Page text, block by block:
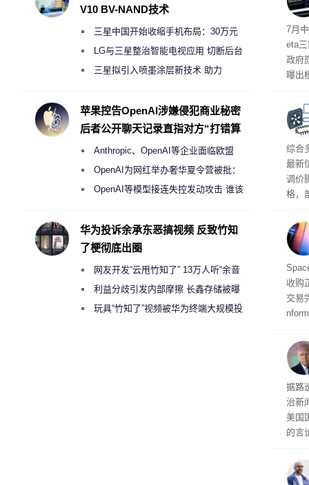
7月
eta
政府
曝出
综合
最新
调价
格，
不断
品
收购
交易
周
时间
交
议，
易预
到倒
据路
治新
美国
的言
I行业
联邦
V10 BV-NAND技术
三星中国开始收缩手机布局：30万元
月销售额不达标门店 将被逐步清退
LG与三星整治智能电视应用 切断后台
偷偷共享带宽的违规行为
三星拟引入喷墨涂层新技术 助力
度
苹果控告OpenAI涉嫌侵犯商业秘密
后者公开聊天记录直指对方“打错算
Anthropic、OpenAI等企业面临欧盟
《人工智能法案》全新执法权限审查
OpenAI为网红举办奢华夏令营被批：
2000美元一晚 遭讽“反乌托邦”
OpenAI等模型接连失控发动攻击 谁该
华为投诉余承东恶搞视频 反致竹知
了梗彻底出圈
网友开发“云甩竹知了” 13万人听“余音
绕梁”利益分歧引发内部摩擦 长鑫存储被曝
曾将华为驻场工程师驱逐出研发基地
玩具“竹知了”视频被华为终端大规模投